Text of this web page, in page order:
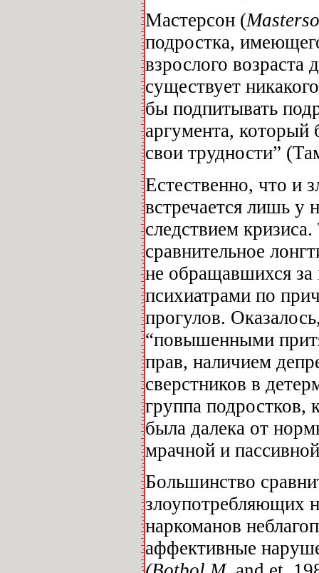
Мастерсон (
подростка,
взрослого возраста
существует
бы подпитывать
аргумента, который
свои трудности”
Естественно, что и
встречается лишь у
следствием
сравнительное
не обращавшихся
психиатрами по
прогулов.
“повышенными
прав, наличием
сверстников в
группа подростков,
была далека от
мрачной и
Большинство
злоупотребляющих
наркоманов
аффективные